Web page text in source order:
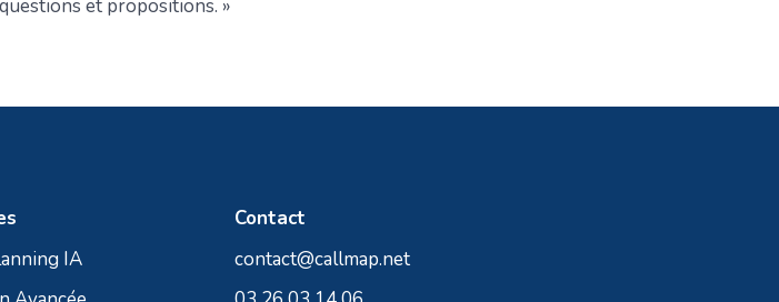
et propositions. »
IA
Contact
contact@callmap.net